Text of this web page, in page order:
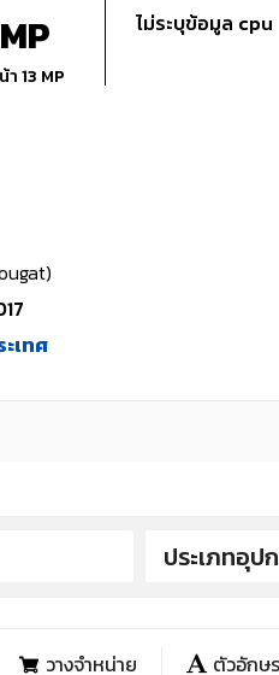
13 MP
ไม่ระบุข้อมูล cpu
เทศ
ประเภทอุ
วางจำหน่าย ตัวอักษร